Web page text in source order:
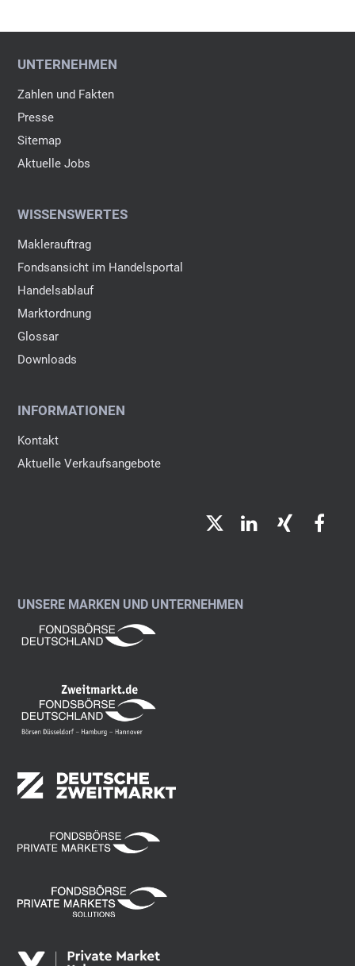
UNTERNEHMEN
Zahlen und Fakten
Presse
Sitemap
Aktuelle Jobs
WISSENSWERTES
Maklerauftrag
Fondsansicht im Handelsportal
Handelsablauf
Marktordnung
Glossar
Downloads
INFORMATIONEN
Kontakt
Aktuelle Verkaufsangebote
TwitterLinkedIn
Xing
UNSERE MARKEN UND UNTERNEHMEN